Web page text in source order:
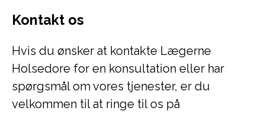
Kontakt os
Hvis du ønsker at kontakte Lægerne
Holsedore for en konsultation eller har
spørgsmål om vores tjenester, er du
velkommen til at ringe til os på